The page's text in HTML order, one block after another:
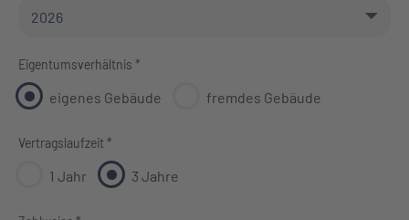
Eigentumsverhältnis *
eigenes Gebäude fremdes Gebäude
Vertragslaufzeit *
1 Jahr 3 Jahre